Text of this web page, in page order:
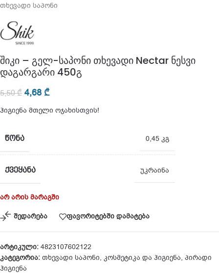
თხევადი საპონი
შიკი – გელ-საპონი თხევადი Nectar ნესვი
დაგარგარი 450გ
5,50₾ 4,68 ₾
ჰიგიენა მთელი ოჯახისთვის!
ᲬᲝᲜᲐ 0,45 კგ
ᲥᲕᲔᲧᲐᲜᲐ უკრაინა
არ არის მარაგში
შედარება ფავორიტებში დამატება
არტიკული: 4823107602122
კატეგორია: თხევადი საპონი, კოსმეტიკა და ჰიგიენა, პირადი
ჰიგიენა